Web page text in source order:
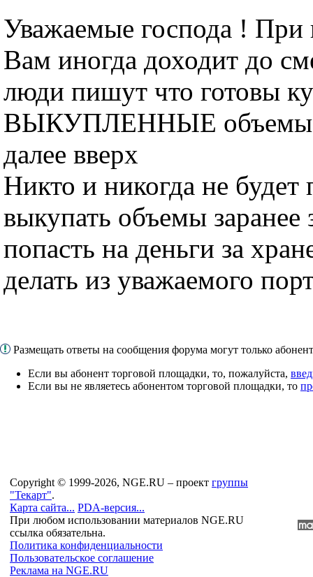
Уважаемые господа ! При
Вам иногда доходит до
люди пишут что готовы
ВЫКУПЛЕННЫЕ объемы
далее вверх
Никто и никогда не будет
выкупать объемы заранее
попасть на деньги за
делать из уважаемого
Размещать ответы на сообщения форума могут только
Если вы абонент торговой площадки, то, пожалуйста,
Если вы не являетесь абонентом торговой площадки, то
Copyright © 1999-2026, NGE.RU – проект группы
"Текарт".
Карта сайта... PDA-версия...
При любом использовании материалов NGE.RU
ссылка обязательна.
Политика конфиденциальности
Пользовательское соглашение
Реклама на NGE.RU